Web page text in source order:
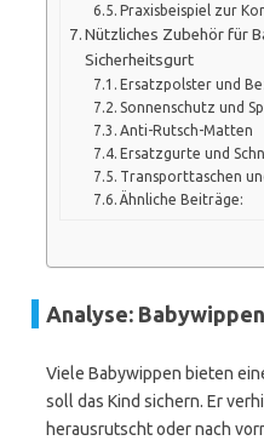
Praxisbeispiel zur
Nützliches Zubehör für
Sicherheitsgurt
Ersatzpolster und
Sonnenschutz und
Anti-Rutsch-Matten
Ersatzgurte und
Transporttaschen
Ähnliche Beiträge:
Analyse:
Viele Babywippen bieten
soll das Kind sichern. Er
herausrutscht oder nach